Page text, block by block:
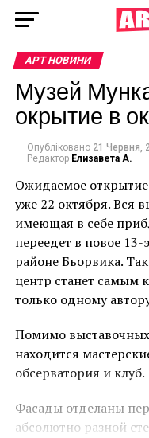
АРТ НОВИНИ
Музей
окрытие в
Опубліковано 21 Червня,
Редактор Елизавета А.
Ожидаемое
уже 22 октября. Вся
имеющая в себе
переедет в новое
районе Бьорвика.
центр станет
только одному
Помимо выставочных
находится
обсерватория и клуб.
Фасады отделаны
абсолютно разной